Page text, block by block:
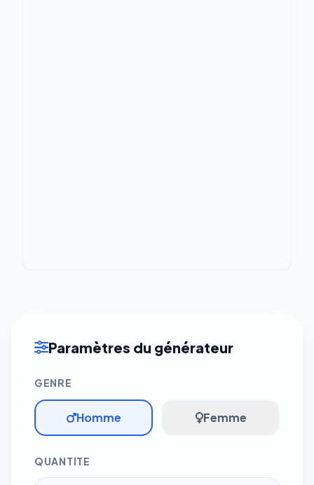
Paramètres du générateur
GENRE
Homme Femme
QUANTITE